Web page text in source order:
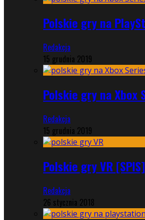
Polskie gry na
Redakcja
15 grudnia 2019
Polskie gry na Xbox
Redakcja
15 grudnia 2019
Polskie gry VR [SPIS]
Redakcja
26 stycznia 2018